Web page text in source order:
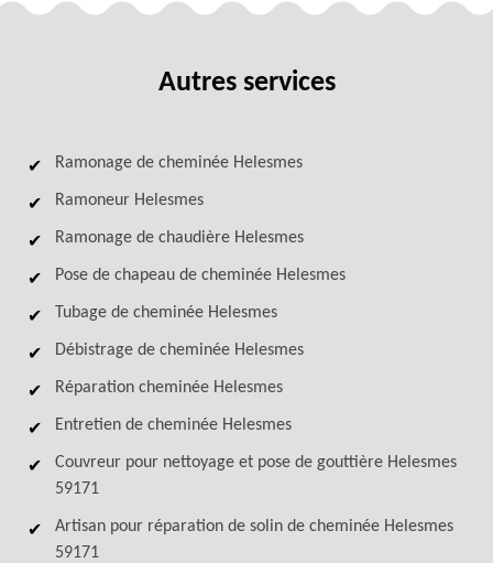
Autres services
Ramonage de cheminée Helesmes
Ramoneur Helesmes
Ramonage de chaudière Helesmes
Pose de chapeau de cheminée Helesmes
Tubage de cheminée Helesmes
Débistrage de cheminée Helesmes
Réparation cheminée Helesmes
Entretien de cheminée Helesmes
Couvreur pour nettoyage et pose de gouttière Helesmes
59171
Artisan pour réparation de solin de cheminée Helesmes
59171